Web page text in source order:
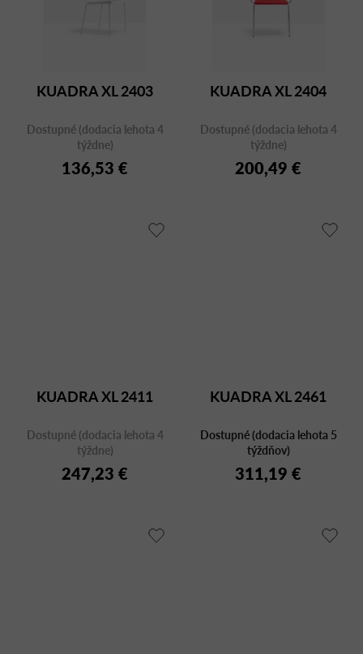
KUADRA XL 2403
Dostupné (dodacia lehota 4
týždne)
136,53 €
KUADRA XL 2404
Dostupné (dodacia lehota 4
týždne)
200,49 €
KUADRA XL 2411
Dostupné (dodacia lehota 4
týždne)
247,23 €
KUADRA XL 2461
Dostupné (dodacia lehota 5
týždňov)
311,19 €